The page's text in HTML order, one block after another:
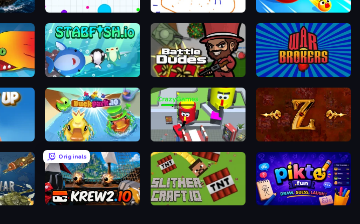
Battle Agar.io Skribbl.io EpicBallz.io
Stabfish.io BattleDudes.io War Brokers
DuckPark.io CleanUp.IO Tzared
Originals
Krew.io SlitherCraft.io Pikto.fun